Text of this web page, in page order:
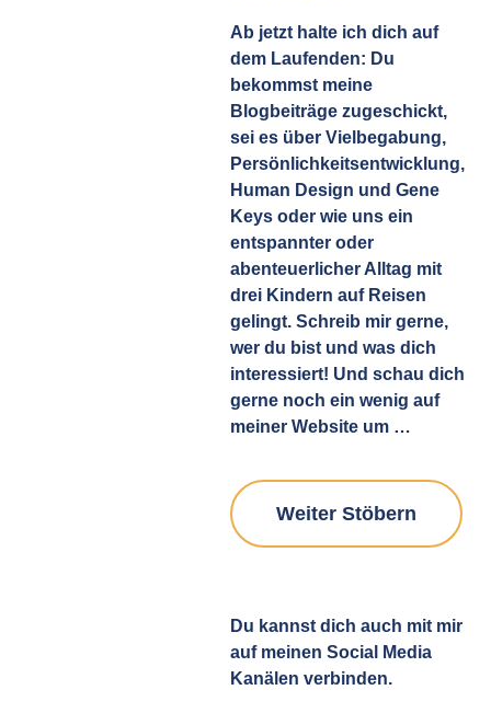
Ab jetzt halte ich dich auf
dem Laufenden: Du
bekommst meine
Blogbeiträge zugeschickt,
sei es über Vielbegabung,
Persönlichkeitsentwicklung,
Human Design und Gene
Keys oder wie uns ein
entspannter oder
abenteuerlicher Alltag mit
drei Kindern auf Reisen
gelingt. Schreib mir gerne,
wer du bist und was dich
interessiert! Und schau dich
gerne noch ein wenig auf
meiner Website um …
Weiter Stöbern
Du kannst dich auch mit mir
auf meinen Social Media
Kanälen verbinden.